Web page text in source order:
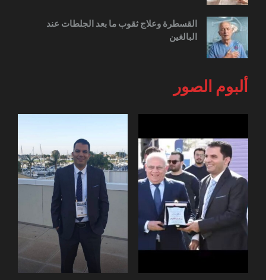
القسطرة وعلاج ثقوب ما بعد الجلطات عند
البالغين
ألبوم الصور